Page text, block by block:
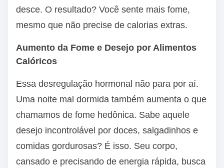
desce. O resultado? Você sente mais fome,
mesmo que não precise de calorias extras.
Aumento da Fome e Desejo por Alimentos
Calóricos
Essa desregulação hormonal não para por aí.
Uma noite mal dormida também aumenta o que
chamamos de fome hedônica. Sabe aquele
desejo incontrolável por doces, salgadinhos e
comidas gordurosas? É isso. Seu corpo,
cansado e precisando de energia rápida, busca